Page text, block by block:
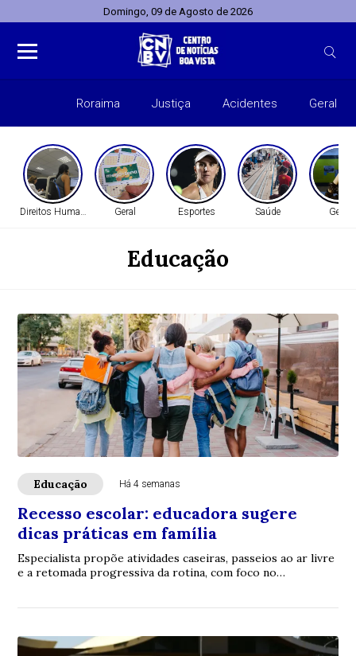
Domingo, 09 de Agosto de 2026
Roraima Justiça Acidentes Geral
Direitos Humanos Geral Esportes Saúde Geral
Educação
Educação Há 4 semanas
Recesso escolar: educadora sugere
dicas práticas em família
Especialista propõe atividades caseiras, passeios ao ar livre
e a retomada progressiva da rotina, com foco no